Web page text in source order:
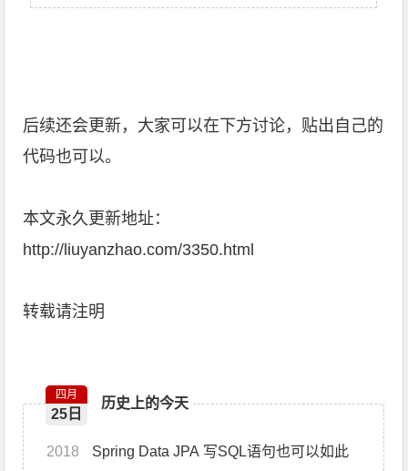
后续还会更新，大家可以在下方讨论，贴出自己的
代码也可以。
本文永久更新地址：
http://liuyanzhao.com/3350.html
转载请注明
历史上的今天
四月
25日
2018